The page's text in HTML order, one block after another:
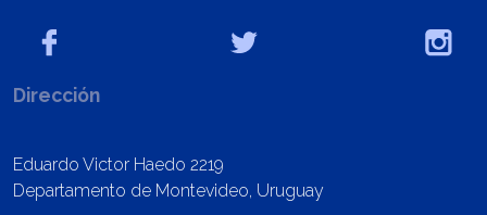
Dirección
Eduardo Victor Haedo 2219
Departamento de Montevideo, Uruguay